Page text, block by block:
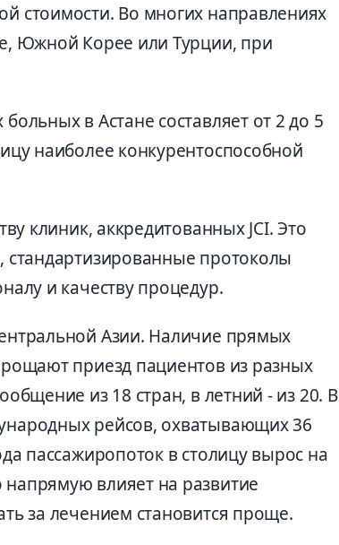
стоимости. Во многих направлениях
Южной Корее или Турции, при
в Астане составляет от 2 до 5
наиболее конкурентоспособной
клиник, аккредитованных JCI. Это
стандартизированные протоколы
и качеству процедур.
Азии. Наличие прямых
приезд пациентов из разных
из 18 стран, в летний - из 20. В
рейсов, охватывающих 36
пассажиропоток в столицу вырос на
влияет на развитие
за лечением становится проще.